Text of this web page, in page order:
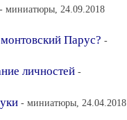
- миниатюры, 24.09.2018
Парус? -
личностей -
- миниатюры, 24.04.2018